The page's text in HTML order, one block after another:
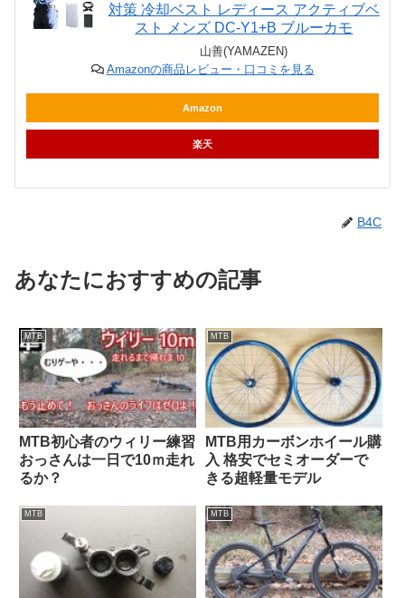
対策 冷却ベスト レディース アクティブベ
スト メンズ DC-Y1+B ブルーカモ
山善(YAMAZEN)
Amazonの商品レビュー・口コミを見る
Amazon
楽天
B4C
あなたにおすすめの記事
MTB
MTB初心者のウィリー練習
おっさんは一日で10ｍ走れ
るか？
MTB
MTB用カーボンホイール購
入 格安でセミオーダーで
きる超軽量モデル
MTB MTB